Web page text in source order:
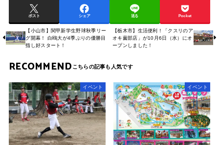
ポスト シェア 送る Pocket
【小山市】関甲新学生野球秋季リー
グ開幕！ 白鴎大が4季ぶりの優勝目
指し好スタート！
【栃木市】生活便利！「クスリのア
オキ薗部店」が10月6日（水）にオ
ープンしました！
RECOMMEND
イベント イベント